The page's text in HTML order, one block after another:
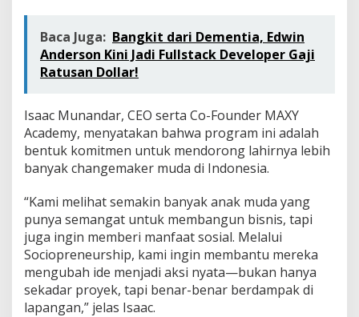
Baca Juga: Bangkit dari Dementia, Edwin
Anderson Kini Jadi Fullstack Developer Gaji
Ratusan Dollar!
Isaac Munandar, CEO serta Co-Founder MAXY
Academy, menyatakan bahwa program ini adalah
bentuk komitmen untuk mendorong lahirnya lebih
banyak changemaker muda di Indonesia.
“Kami melihat semakin banyak anak muda yang
punya semangat untuk membangun bisnis, tapi
juga ingin memberi manfaat sosial. Melalui
Sociopreneurship, kami ingin membantu mereka
mengubah ide menjadi aksi nyata—bukan hanya
sekadar proyek, tapi benar-benar berdampak di
lapangan,” jelas Isaac.